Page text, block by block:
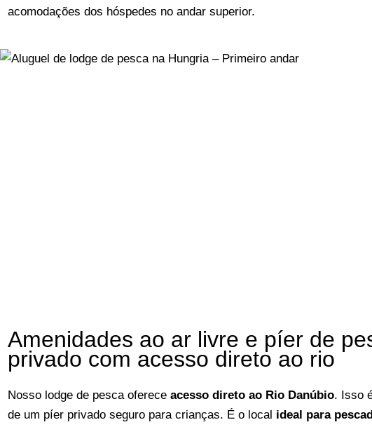
acomodações dos hóspedes no andar superior.
Amenidades ao ar livre e píer de
privado com acesso direto ao rio
Nosso lodge de pesca ofereceacesso direto ao Rio Danúbio. Isso
de um píer privado seguro para crianças. É o local ideal para